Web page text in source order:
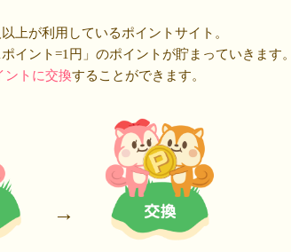
以上が利用しているポイントサイト。
イント=1円」のポイントが貯まっていきます。
ントに交換することができます。